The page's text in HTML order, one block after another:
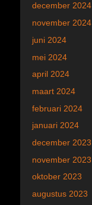
december 2024
november 2024
juni 2024
mei 2024
april 2024
maart 2024
februari 2024
januari 2024
december 2023
november 2023
oktober 2023
augustus 2023